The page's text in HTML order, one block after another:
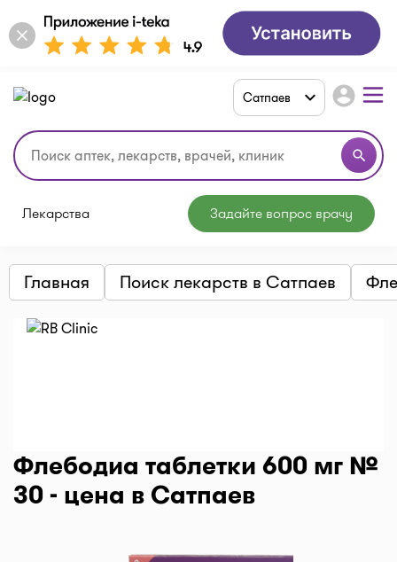
search
Сатпаев account_circle
Лекарства Задайте вопрос врачу
Главная Поиск лекарств в Сатпаев
Флебодиа таблетки 600 мг №
30 - цена в Сатпаев